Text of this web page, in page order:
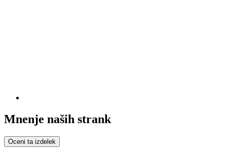
Mnenje naših strank
Oceni ta izdelek